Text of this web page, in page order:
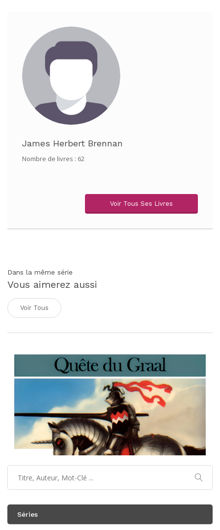
James Herbert Brennan
Nombre de livres : 62
Voir Tous Ses Livres
Dans la même série
Vous aimerez aussi
Voir Tous
Séries